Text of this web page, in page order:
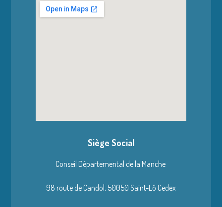
Siège Social
Conseil Départemental de la Manche
98 route de Candol, 50050 Saint-Lô Cedex